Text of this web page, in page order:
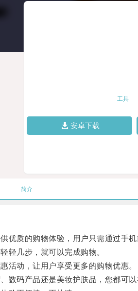
工具
安卓下载
简介
质的购物体验，用户只需通过手机
几步，就可以完成购物。
动，让用户享受更多的购物优惠。
码产品还是美妆护肤品，您都可以